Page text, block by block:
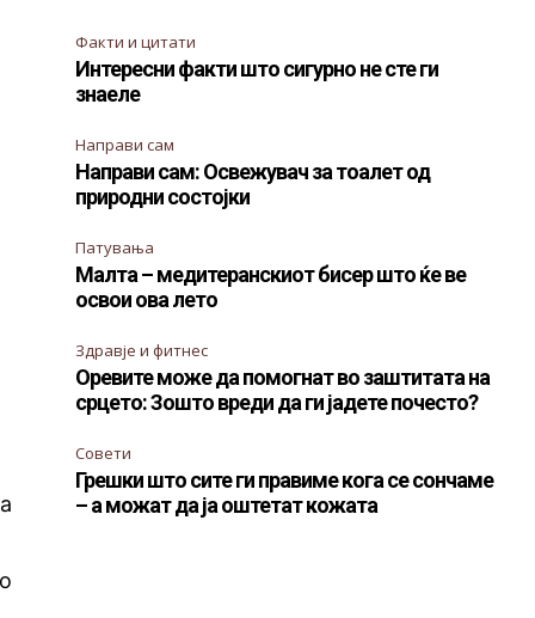
Факти и цитати
Интересни факти што сигурно не сте ги
знаеле
Направи сам
Направи сам: Освежувач за тоалет од
природни состојки
Патувања
Малта – медитеранскиот бисер што ќе ве
освои ова лето
Здравје и фитнес
Оревите може да помогнат во заштитата на
срцето: Зошто вреди да ги јадете почесто?
Совети
Грешки што сите ги правиме кога се сончаме
– а можат да ја оштетат кожата